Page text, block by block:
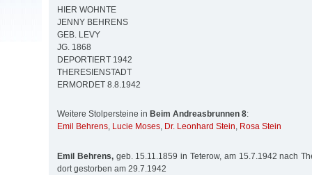
HIER WOHNTE
JENNY BEHRENS
GEB. LEVY
JG. 1868
DEPORTIERT 1942
THERESIENSTADT
ERMORDET 8.8.1942
Weitere Stolpersteine in Beim Andreasbrunnen 8:
Emil Behrens, Lucie Moses, Dr. Leonhard Stein, Rosa Stein
Emil Behrens,geb. 15.11.1859 in Teterow, am 15.7.1942 nach
dort gestorben am 29.7.1942